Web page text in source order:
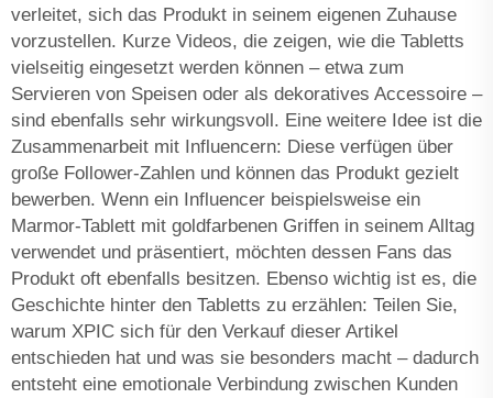
verleitet, sich das Produkt in seinem eigenen Zuhause
vorzustellen. Kurze Videos, die zeigen, wie die Tabletts
vielseitig eingesetzt werden können – etwa zum
Servieren von Speisen oder als dekoratives Accessoire –
sind ebenfalls sehr wirkungsvoll. Eine weitere Idee ist die
Zusammenarbeit mit Influencern: Diese verfügen über
große Follower-Zahlen und können das Produkt gezielt
bewerben. Wenn ein Influencer beispielsweise ein
Marmor-Tablett mit goldfarbenen Griffen in seinem Alltag
verwendet und präsentiert, möchten dessen Fans das
Produkt oft ebenfalls besitzen. Ebenso wichtig ist es, die
Geschichte hinter den Tabletts zu erzählen: Teilen Sie,
warum XPIC sich für den Verkauf dieser Artikel
entschieden hat und was sie besonders macht – dadurch
entsteht eine emotionale Verbindung zwischen Kunden